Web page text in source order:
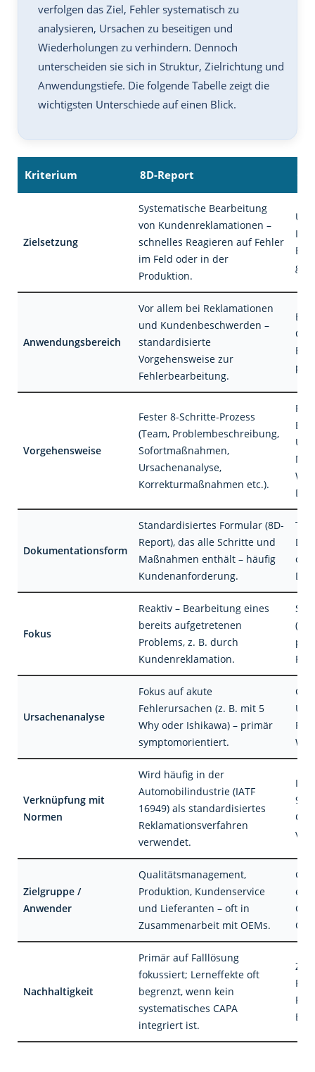
verfolgen das Ziel, Fehler systematisch zu
analysieren, Ursachen zu beseitigen und
Wiederholungen zu verhindern. Dennoch
unterscheiden sie sich in Struktur, Zielrichtung und
Anwendungstiefe. Die folgende Tabelle zeigt die
wichtigsten Unterschiede auf einen Blick.
Kriterium 8D-Report
Zielsetzung
Systematische Bearbeitung
von Kundenreklamationen –
schnelles Reagieren auf Fehler
im Feld oder in der
Produktion.
Anwendungsbereich
Vor allem bei Reklamationen
und Kundenbeschwerden –
standardisierte
Vorgehensweise zur
Fehlerbearbeitung.
B.
Vorgehensweise
Fester 8-Schritte-Prozess
(Team, Problembeschreibung,
Sofortmaßnahmen,
Ursachenanalyse,
Korrekturmaßnahmen etc.).
Dokumentationsform
Standardisiertes Formular (8D-
Report), das alle Schritte und
Maßnahmen enthält – häufig
Kundenanforderung.
Teil
Fokus
Reaktiv – Bearbeitung eines
bereits aufgetretenen
Problems, z. B. durch
Kundenreklamation.
Ursachenanalyse
Fokus auf akute
Fehlerursachen (z. B. mit 5
Why oder Ishikawa) – primär
symptomorientiert.
Verknüpfung mit
Normen
Wird häufig in der
Automobilindustrie (IATF
16949) als standardisiertes
Reklamationsverfahren
verwendet.
Zielgruppe /
Anwender
Qualitätsmanagement,
Produktion, Kundenservice
und Lieferanten – oft in
Zusammenarbeit mit OEMs.
Nachhaltigkeit
Primär auf Falllösung
fokussiert; Lerneffekte oft
begrenzt, wenn kein
systematisches CAPA
integriert ist.